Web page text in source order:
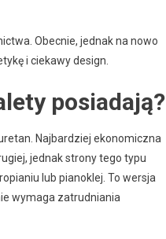
Obecnie, jednak na nowo
i ciekawy design.
posiadają?
Najbardziej ekonomiczna
jednak strony tego typu
lub pianoklej. To wersja
wymaga zatrudniania